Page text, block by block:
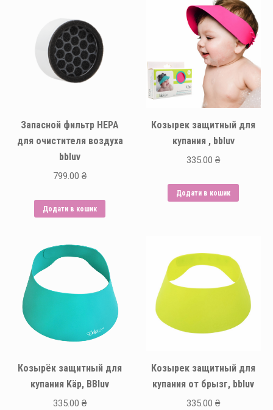
Запасной фильтр HEPA
для очистителя воздуха
bbluv
799.00 ₴
Додати в кошик
Козырек защитный для
купания , bbluv
335.00 ₴
Додати в кошик
Козырёк защитный для
купания Käp, BBluv
335.00 ₴
Козырек защитный для
купания от брызг, bbluv
335.00 ₴